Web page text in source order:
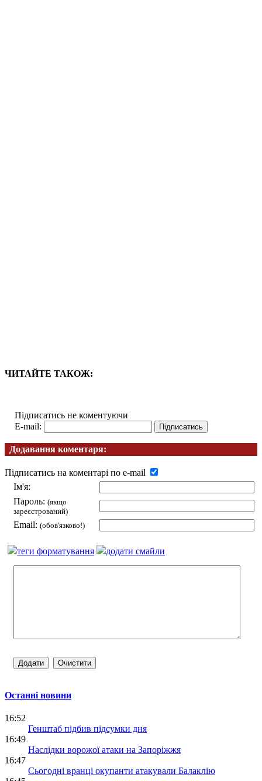
ЧИТАЙТЕ ТАКОЖ:
Підписатись не коментуючи
E-mail:
Додавання коментаря:
Підписатись на коментарі по e-mail
Ім'я:
Пароль: (якщо
зареєстрований)
Email: (обов'язково!)
теги форматування додати смайли
Останні новини
16:52
Генштаб підбив підсумки дня
16:49
Наслідки ворожої атаки на Запоріжжя
16:47
Сьогодні вранці окупанти атакували Балаклію